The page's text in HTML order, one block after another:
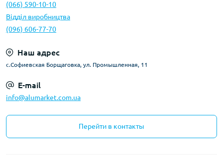
(066) 590-10-10
Відділ виробництва
(096) 606-77-70
Наш адрес
с.Софиевская Борщаговка, ул. Промышленная, 11
E-mail
info@alumarket.com.ua
Перейти в контакты